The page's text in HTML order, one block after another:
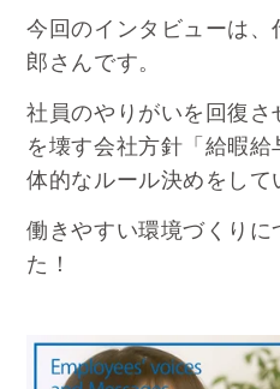
今回のインタビューは
郎さんです。
社員のやりがいを回復
を壊す会社方針「給暇
体的なルール決めをして
働きやすい環境づくりに
た！